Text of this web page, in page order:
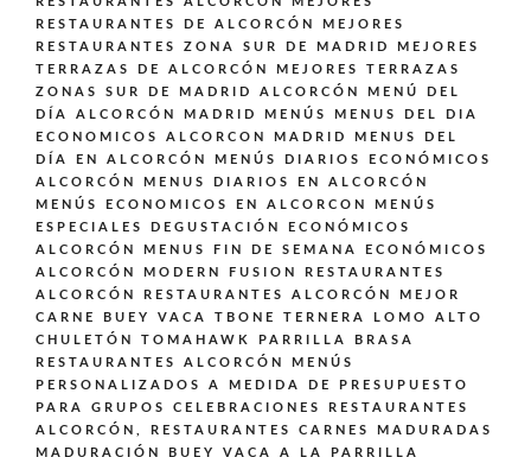
RESTAURANTES DE ALCORCÓN
MEJORES
RESTAURANTES ZONA SUR DE MADRID
MEJORES
TERRAZAS DE ALCORCÓN
MEJORES TERRAZAS
ZONAS SUR DE MADRID ALCORCÓN
MENÚ DEL
DÍA ALCORCÓN MADRID
MENÚS
MENUS DEL DIA
ECONOMICOS ALCORCON MADRID
MENUS DEL
DÍA EN ALCORCÓN
MENÚS DIARIOS ECONÓMICOS
ALCORCÓN
MENUS DIARIOS EN ALCORCÓN
MENÚS ECONOMICOS EN ALCORCON
MENÚS
ESPECIALES DEGUSTACIÓN ECONÓMICOS
ALCORCÓN
MENUS FIN DE SEMANA ECONÓMICOS
ALCORCÓN
MODERN FUSION
RESTAURANTES
ALCORCÓN
RESTAURANTES ALCORCÓN MEJOR
CARNE BUEY VACA TBONE TERNERA LOMO ALTO
CHULETÓN TOMAHAWK PARRILLA BRASA
RESTAURANTES ALCORCÓN MENÚS
PERSONALIZADOS A MEDIDA DE PRESUPUESTO
PARA GRUPOS CELEBRACIONES
RESTAURANTES
ALCORCÓN,
RESTAURANTES CARNES MADURADAS
MADURACIÓN BUEY VACA A LA PARRILLA